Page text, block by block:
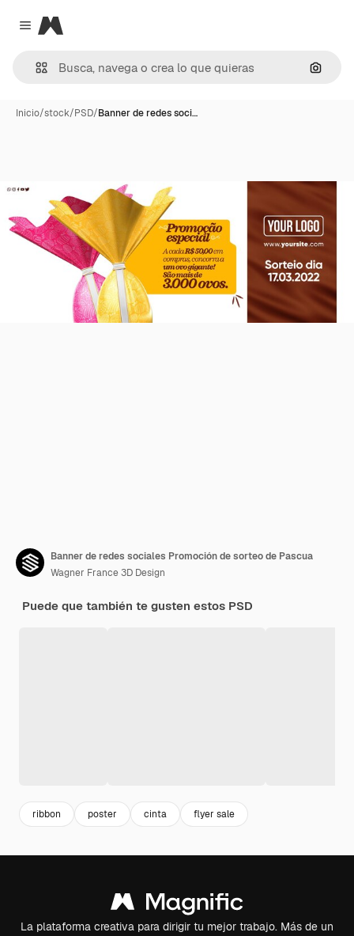
Close menu
Magnific
Inicio/stock/PSD/Banner de redes soci…
Banner de redes sociales Promoción de sorteo de Pascua
Wagner France 3D Design
Puede que también te gusten estos PSD
ribbon poster cinta flyer sale
La plataforma creativa para dirigir tu mejor trabajo. Más de un